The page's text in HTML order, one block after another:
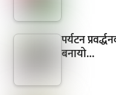
पर्यटन
बनायो…